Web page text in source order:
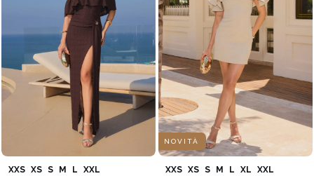
XXS XS S M L
XXL
NOVITÀ
XXS XS S M L XL
XXL